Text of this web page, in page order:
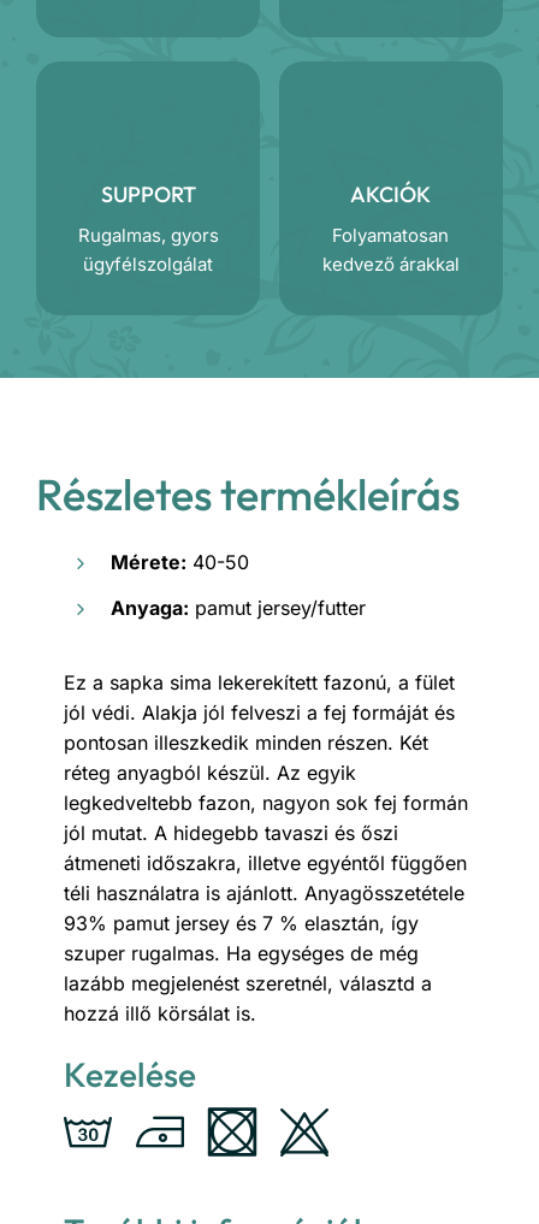
SUPPORT
Rugalmas, gyors
ügyfélszolgálat
AKCIÓK
Folyamatosan
kedvező árakkal
Részletes termékleírás
Mérete: 40-50
Anyaga: pamut jersey/futter
Ez a sapka sima lekerekített fazonú, a fület
jól védi. Alakja jól felveszi a fej formáját és
pontosan illeszkedik minden részen. Két
réteg anyagból készül. Az egyik
legkedveltebb fazon, nagyon sok fej formán
jól mutat. A hidegebb tavaszi és őszi
átmeneti időszakra, illetve egyéntől függően
téli használatra is ajánlott. Anyagösszetétele
93% pamut jersey és 7 % elasztán, így
szuper rugalmas. Ha egységes de még
lazább megjelenést szeretnél, választd a
hozzá illő körsálat is.
Kezelése